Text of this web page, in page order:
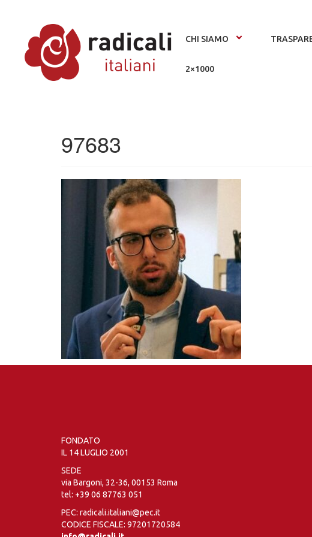
CHI SIAMO
2×1000
97683
FONDATO
IL 14 LUGLIO 2001
SEDE
via Bargoni, 32-36, 00153 Roma
tel: +39 06 87763 051
PEC: radicali.italiani@pec.it
CODICE FISCALE: 97201720584